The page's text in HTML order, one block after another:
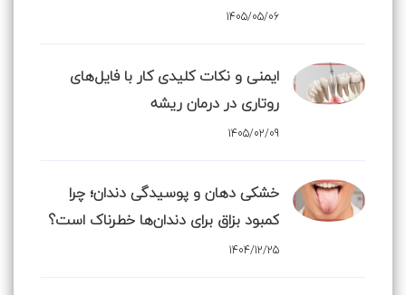
1405/05/06
ایمنی و نکات کلیدی کار با فایل‌های
روتاری در درمان ریشه
1405/02/09
خشکی دهان و پوسیدگی دندان؛ چرا
کمبود بزاق برای دندان‌ها خطرناک است؟
1404/12/25